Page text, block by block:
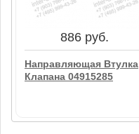
886 руб.
Направляющая Втулка
Клапана 04915285